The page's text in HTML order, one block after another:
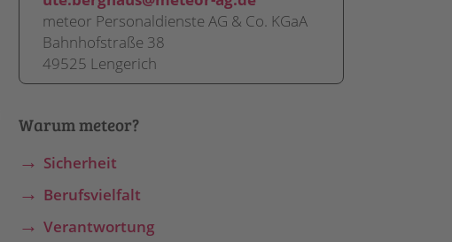
meteor Personaldienste AG & Co. KGaA
Bahnhofstraße 38
49525 Lengerich
Warum meteor?
Sicherheit
Berufsvielfalt
Verantwortung